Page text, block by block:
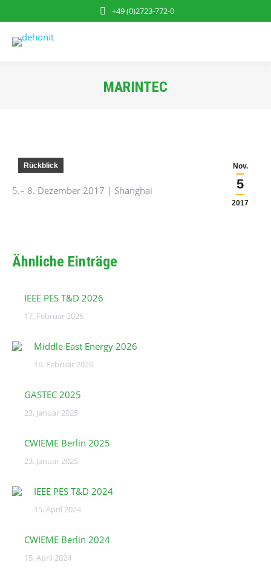
+49 (0)2723-772-0
MARINTEC
Nov.
5
2017
Rückblick
5.– 8. Dezember 2017 | Shanghai
Ähnliche Einträge
IEEE PES T&D 2026
17. Februar 2026
Middle East Energy 2026
16. Februar 2026
GASTEC 2025
23. Januar 2025
CWIEME Berlin 2025
23. Januar 2025
IEEE PES T&D 2024
15. April 2024
CWIEME Berlin 2024
15. April 2024